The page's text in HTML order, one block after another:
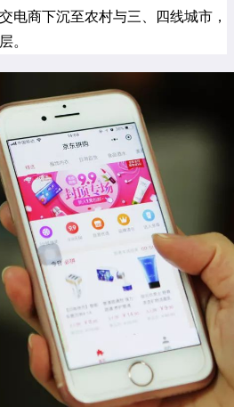
电商下沉至农村与三、四线城市，
。